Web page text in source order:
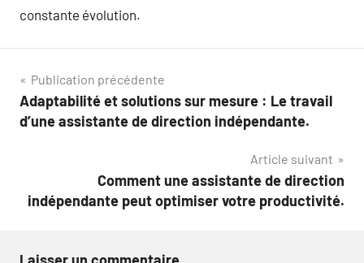
constante évolution.
Navigation
de
Publication précédente
Adaptabilité et solutions sur mesure : Le travail
d’une assistante de direction indépendante.
Article suivant
Comment une assistante de direction
indépendante peut optimiser votre productivité.
Laisser un commentaire